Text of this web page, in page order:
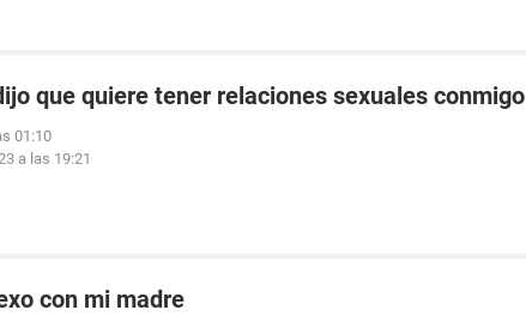
que quiere tener relaciones sexuales conmigo
01:10
a las 19:21
con mi madre